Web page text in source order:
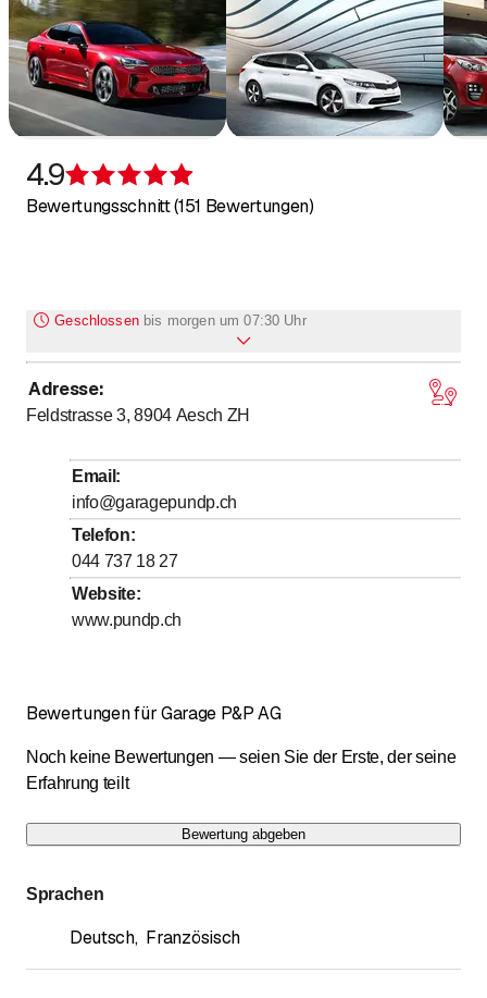
- Alles ums Tuning
Reparaturfinanzierung
Verkauf Neu- und Occasionsfahrzeuge
4.9
Bewertungsschnitt (151 Bewertungen)
Geschlossen bis morgen um 07:30 Uhr
Montag
15
Dienstag
7:30
Mittwoch
7:30- bis
12:00/ 13:00- bis
17:15
Donnerstag
7:
Freitag
Samstag
Sonntag
Adresse:
Feldstrasse 3, 8904 Aesch ZH
Email :
info@garagepundp.ch
Telefon:
044 737 18 27
Website:
www.pundp.ch
Bewertungen für Garage P&P AG
Noch keine Bewertungen — seien Sie der Erste, der seine
Erfahrung teilt
Bewertung abgeben
Sprachen
Deutsch, Französisch